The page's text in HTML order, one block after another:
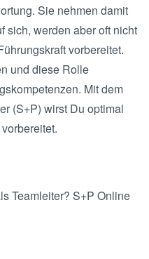
Sie nehmen damit
sich, werden aber oft nicht
vorbereitet.
und diese Rolle
Mit dem
(S+P) wirst Du optimal